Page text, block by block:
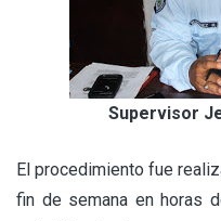
Supervisor
El procedimiento fue
fin de semana en horas